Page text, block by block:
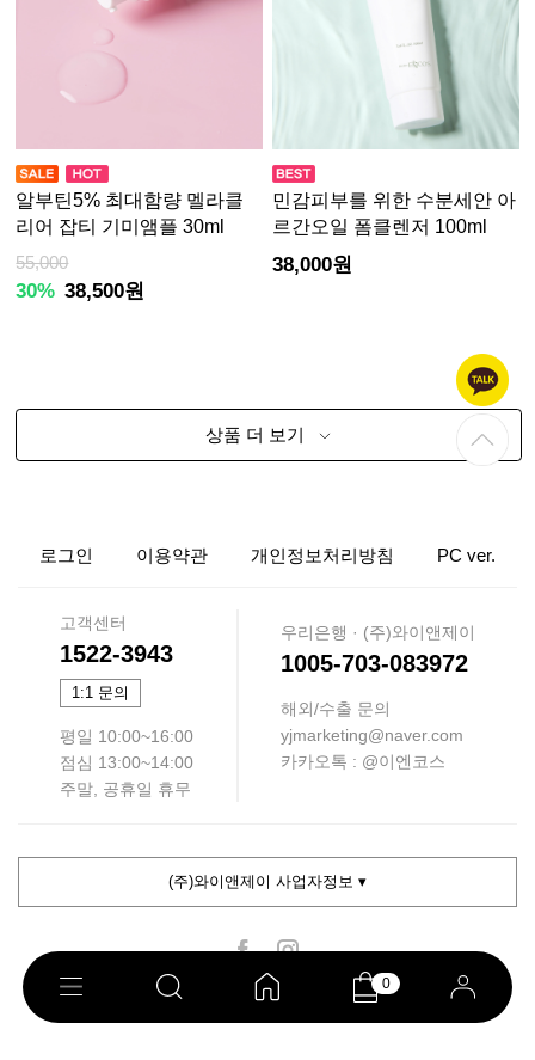
0
알부틴5% 최대함량 멜라클
리어 잡티 기미앰플 30ml
55,000
30% 38,500원
민감피부를 위한 수분세안 아
르간오일 폼클렌저 100ml
38,000원
상품 더 보기
로그인 이용약관 개인정보처리방침 PC ver.
고객센터
1522-3943
1:1 문의
평일 10:00~16:00
점심 13:00~14:00
주말, 공휴일 휴무
우리은행 · (주)와이앤제이
1005-703-083972
해외/수출 문의
yjmarketing@naver.com
카카오톡 : @이엔코스
(주)와이앤제이 사업자정보 ▾